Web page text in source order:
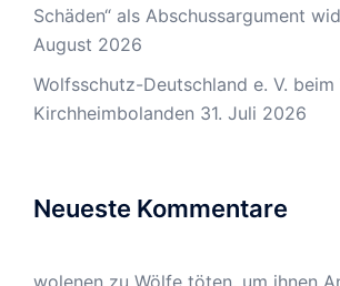
Schäden“ als Abschussargument
August 2026
Wolfsschutz-Deutschland e. V.
Kirchheimbolanden 31. Juli 2026
Neueste Kommentare